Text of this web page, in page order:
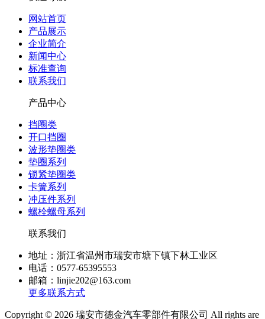
网站首页
产品展示
企业简介
新闻中心
标准查询
联系我们
产品中心
挡圈类
开口挡圈
波形垫圈类
垫圈系列
锁紧垫圈类
卡簧系列
冲压件系列
螺栓螺母系列
联系我们
地址：浙江省温州市瑞安市塘下镇下林工业区
电话：0577-65395553
邮箱：linjie202@163.com
更多联系方式
Copyright © 2026 瑞安市德金汽车零部件有限公司 All rights are